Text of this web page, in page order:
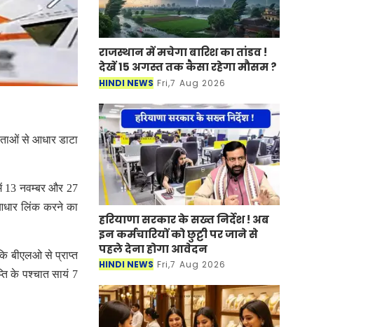
से आधार डाटा
13 नवम्बर और 27
लिंक करने का
बीएलओ से प्राप्त
के पश्चात सायं 7
राजस्थान में मचेगा बारिश का तांडव !
देखें 15 अगस्त तक कैसा रहेगा मौसम ?
HINDI NEWS Fri,7 Aug 2026
हरियाणा सरकार के सख्त निर्देश ! अब
इन कर्मचारियों को छुट्टी पर जाने से
पहले देना होगा आवेदन
HINDI NEWS Fri,7 Aug 2026